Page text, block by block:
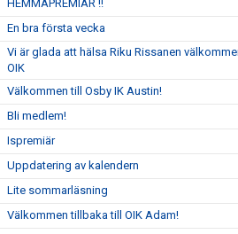
HEMMAPREMIÄR !!
En bra första vecka
Vi är glada att hälsa Riku Rissanen
OIK
Välkommen till Osby IK Austin!
Bli medlem!
Ispremiär
Uppdatering av kalendern
Lite sommarläsning
Välkommen tillbaka till OIK Adam!